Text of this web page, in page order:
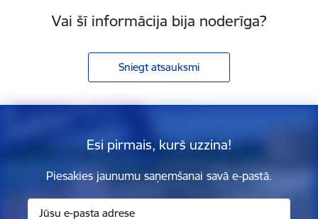
Vai šī informācija bija noderīga?
Sniegt atsauksmi
Esi pirmais, kurš uzzina!
Piesakies jaunumu saņemšanai savā e-pastā.